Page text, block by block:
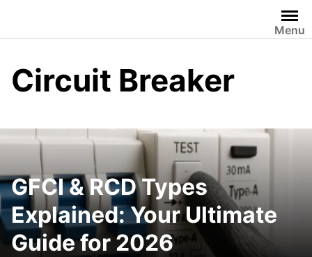
content
Menu
Circuit Breaker
GFCI & RCD Types
Explained: Your Ultimate
Guide for 2026